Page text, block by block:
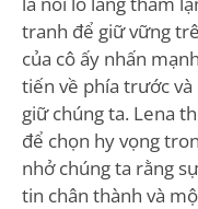
tranh để giữ vững
của cô ấy nhấn
tiến về phía trước
giữ chúng ta. Lena
để chọn hy vọng
nhở chúng ta rằng
tin chân thành và